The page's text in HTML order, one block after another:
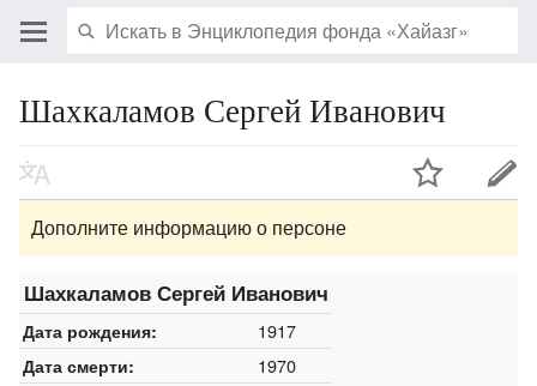
Шахкаламов Сергей Иванович
Дополните информацию о персоне
Шахкаламов Сергей Иванович
Дата рождения: 1917
Дата смерти: 1970